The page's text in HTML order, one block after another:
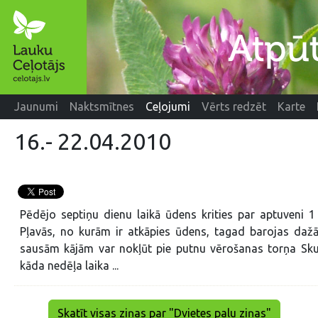
Jaunumi Naktsmītnes Ceļojumi Vērts redzēt Karte
16.- 22.04.2010
Pēdējo septiņu dienu laikā ūdens krities par aptuveni
Pļavās, no kurām ir atkāpies ūdens, tagad barojas
sausām kājām var nokļūt pie putnu vērošanas torņa
kāda nedēļa laika ...
Skatīt visas ziņas par "Dvietes palu ziņas"